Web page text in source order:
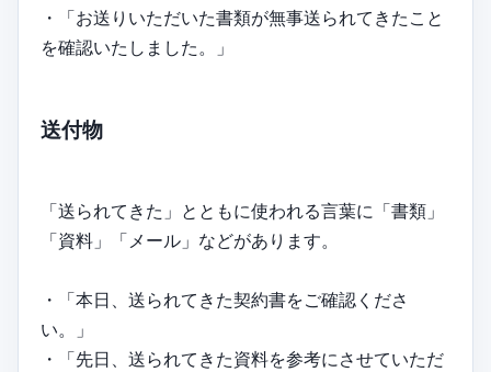
・「お送りいただいた書類が無事送られてきたこと
を確認いたしました。」
送付物
「送られてきた」とともに使われる言葉に「書類」
「資料」「メール」などがあります。
・「本日、送られてきた契約書をご確認くださ
い。」
・「先日、送られてきた資料を参考にさせていただ